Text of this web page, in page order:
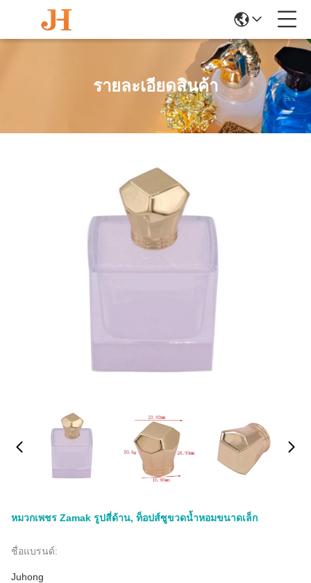
รายละเอียดสินค้า
หมวกเพชร Zamak รูปสี่ด้าน, ท็อปส์ซูขวดน้ำหอมขนาดเล็ก
ชื่อแบรนด์:
Juhong